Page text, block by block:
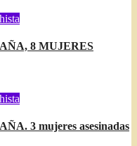
8 MUJERES
3 mujeres asesinadas